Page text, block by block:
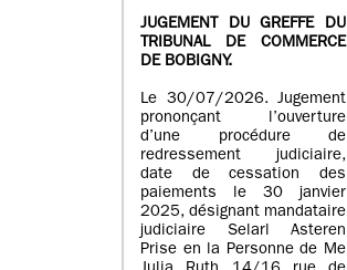
JUGEMENT DU GREFFE DU
TRIBUNAL DE COMMERCE
DE BOBIGNY.
Le 30/07/2026. Jugement
prononçant l’ouverture
d’une procédure de
redressement judiciaire,
date de cessation des
paiements le 30 janvier
2025, désignant mandataire
judiciaire Selarl Asteren
Prise en la Personne de Me